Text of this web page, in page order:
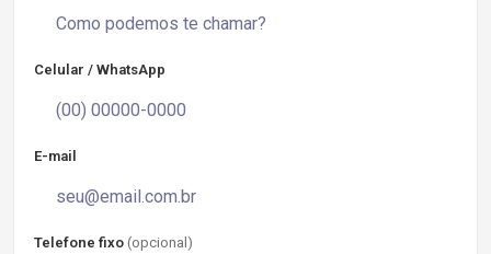
Celular / WhatsApp
E-mail
Telefone fixo (opcional)